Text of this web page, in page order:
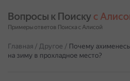
Вопросы к Поиску с
Примеры ответов Поиска с Алисой
Главная / Другое / Почему
на зиму в прохладное место?